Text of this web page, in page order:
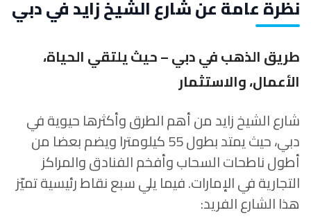
نظرة عامة عن شارع الشيخ زايد في دبي
طريق الذهب في دبي – حيث يلتقي الحياة،
الأعمال، والاستثمار
شارع الشيخ زايد من أهم الطرق وأكثرها حيوية في
دبي، حيث يمتد بطول 55 كيلومترا ويضم بعضا من
أطول ناطحات السحاب وأفخم الفنادق والمراكز
التجارية في الإمارات. فيما يلي سبع نقاط رئيسية تميّز
هذا الشارع الفريد: